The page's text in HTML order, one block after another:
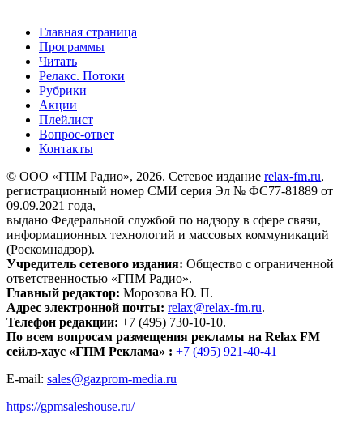
Главная страница
Программы
Читать
Релакс. Потоки
Рубрики
Акции
Плейлист
Вопрос-ответ
Контакты
© ООО «ГПМ Радио», 2026. Сетевое издание relax-fm.ru,
регистрационный номер СМИ серия Эл № ФС77-81889 от
09.09.2021 года,
выдано Федеральной службой по надзору в сфере связи,
информационных технологий и массовых коммуникаций
(Роскомнадзор).
Учредитель сетевого издания: Общество с ограниченной
ответственностью «ГПМ Радио».
Главный редактор: Морозова Ю. П.
Адрес электронной почты: relax@relax-fm.ru.
Телефон редакции: +7 (495) 730-10-10.
По всем вопросам размещения рекламы на Relax FM
сейлз-хаус «ГПМ Реклама» : +7 (495) 921-40-41
E-mail: sales@gazprom-media.ru
https://gpmsaleshouse.ru/